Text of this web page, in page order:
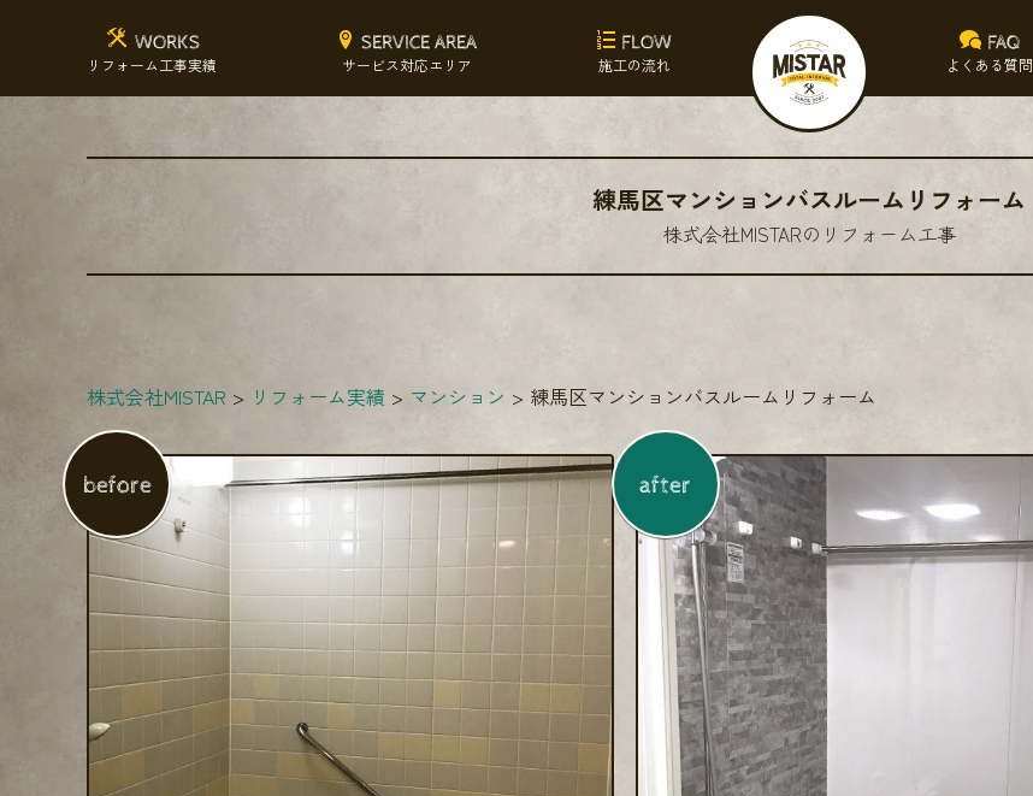
WORKS
リフォーム工事実績
SERVICE AREA
サービス対応エリア
FLOW
施工の流れ
FAQ
よくある質問
練馬区マンションバスルームリフォーム
株式会社MISTARのリフォーム工事
株式会社MISTAR リフォーム実績 マンション 練馬区マンションバスルームリフォーム
before after